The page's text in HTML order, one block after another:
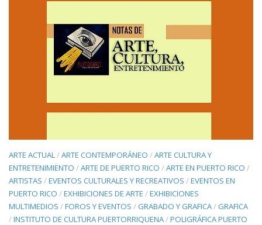
ARTE ACTUAL /ARTE CONTEMPORÁNEO /ARTE CULTURA Y
ENTRETENIMIENTO /ARTE DE PUERTO RICO /ARTE EN PUERTO RICO /
ARTISTAS /EVENTOS CULTURALES Y RECREATIVOS /EVENTOS EN
PUERTO RICO /EXHIBICIONES DE ARTE /EXHIBICIONES
MULTIMEDIOS /FOROS Y EVENTOS / GRABADO Y GRAFICA / GRAFICA
/INSTITUTO DE CULTURA PUERTORRIQUENA /POLIGRÁFICA PUERTO